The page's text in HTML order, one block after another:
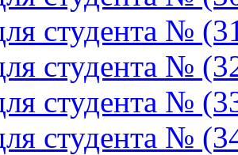
студента №
студента №
студента №
студента №